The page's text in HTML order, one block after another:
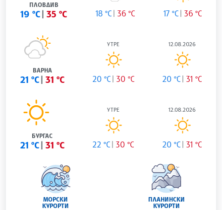
ПЛОВДИВ
19 °C 35 °C 18 °C 36 °C 17 °C 36 °C
ВАРНА
21 °C 31 °C
УТРЕ
20 °C 30 °C
12.08.2026
20 °C 31 °C
БУРГАС
21 °C 31 °C
УТРЕ
22 °C 30 °C
12.08.2026
20 °C 31 °C
МОРСКИ
КУРОРТИ
ПЛАНИНСКИ
КУРОРТИ